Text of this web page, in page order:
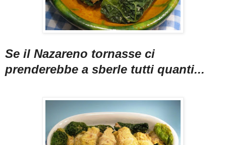
Se il Nazareno tornasse ci
prenderebbe a sberle tutti quanti...